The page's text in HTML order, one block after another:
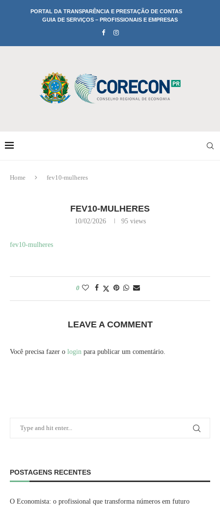
PORTAL DA TRANSPARÊNCIA E PRESTAÇÃO DE CONTAS
GUIA DE SERVIÇOS – PROFISSIONAIS E EMPRESAS
Home fev10-mulheres
FEV10-MULHERES
10/02/2026 95views
fev10-mulheres
0
LEAVE A COMMENT
Você precisa fazer o login para publicar um comentário.
POSTAGENS RECENTES
O Economista: o profissional que transforma números em futuro